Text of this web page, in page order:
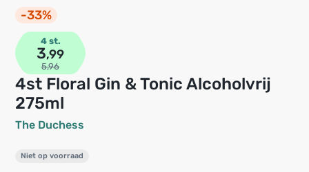
-33%
4st Floral Gin & Tonic Alcoholvrij
275ml
The Duchess
4 st.
3,99
5,96
Niet op voorraad